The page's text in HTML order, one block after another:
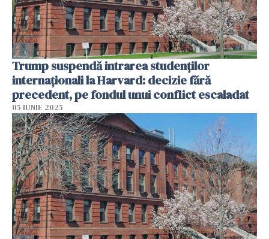
Trump suspendă intrarea studenților
internaționali la Harvard: decizie fără
precedent, pe fondul unui conflict escaladat
05 IUNIE 2025